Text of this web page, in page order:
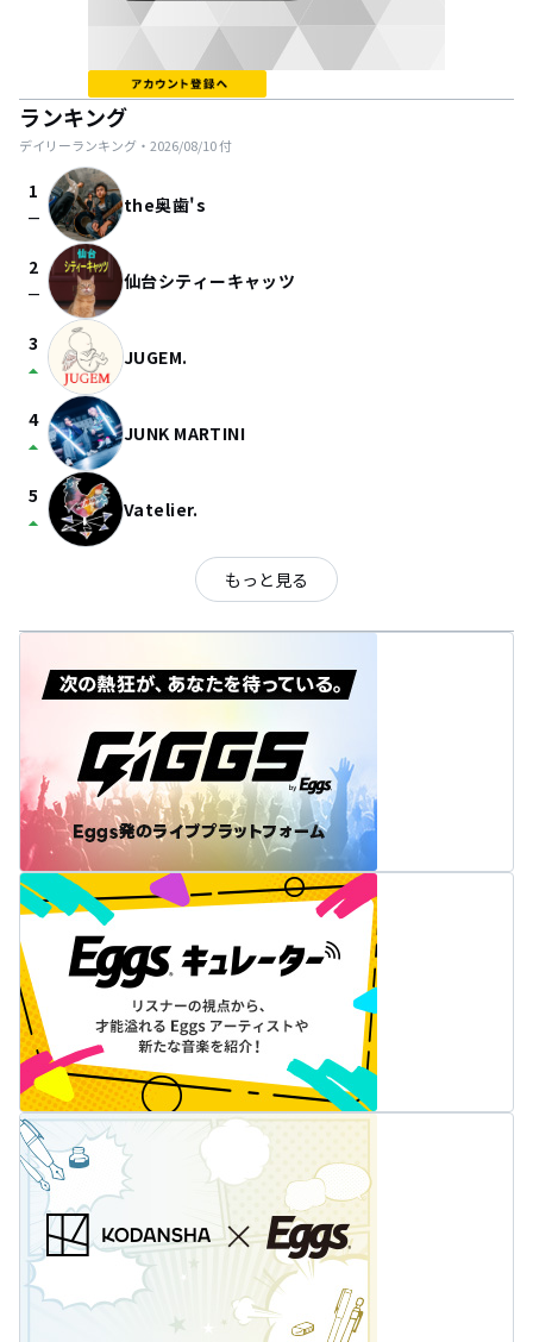
ランキング
デイリーランキング・ 2026/08/10付
1
check_indeterminate_small the奥歯's
2
check_indeterminate_small 仙台シティーキャッツ
3
arrow_drop_up JUGEM.
4
arrow_drop_up JUNK MARTINI
5
arrow_drop_up Vatelier.
もっと見る